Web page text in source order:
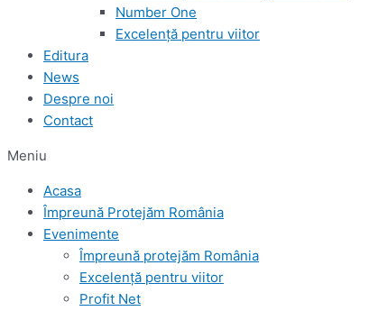
Number One
Excelență pentru viitor
Editura
News
Despre noi
Contact
Meniu
Acasa
Împreună Protejăm România
Evenimente
Împreună protejăm România
Excelență pentru viitor
Profit Net